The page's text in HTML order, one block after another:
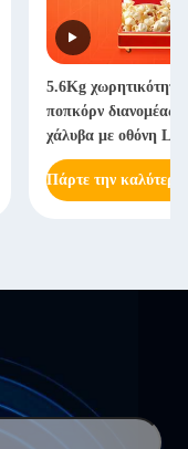
5.6Kg
ποπκόρν διανομέας
χάλυβα με οθόνη
Πάρτε την καλύτερη